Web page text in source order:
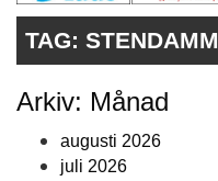
ANNONSERA
TAG: STENDAMM
Arkiv: Månad
augusti 2026
juli 2026